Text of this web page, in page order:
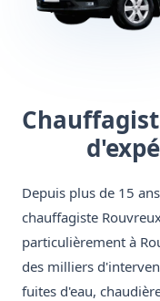
Depuis plus de 15
chauffagiste
particulièrement à
des milliers
fuites d'eau,